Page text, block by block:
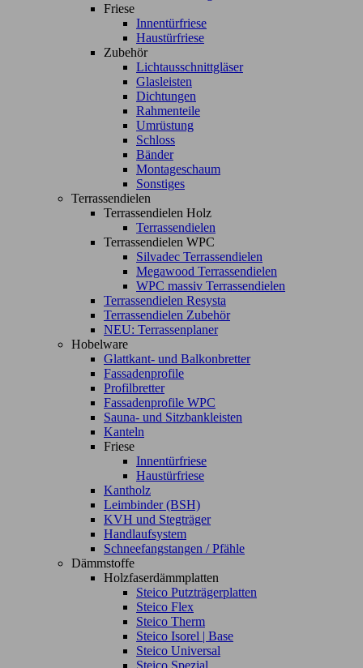
Friese
Innentürfriese
Haustürfriese
Zubehör
Lichtausschnittgläser
Glasleisten
Dichtungen
Rahmenteile
Umrüstung
Schloss
Bänder
Montageschaum
Sonstiges
Terrassendielen
Terrassendielen Holz
Terrassendielen
Terrassendielen WPC
Silvadec Terrassendielen
Megawood Terrassendielen
WPC massiv Terrassendielen
Terrassendielen Resysta
Terrassendielen Zubehör
NEU: Terrassenplaner
Hobelware
Glattkant- und Balkonbretter
Fassadenprofile
Profilbretter
Fassadenprofile WPC
Sauna- und Sitzbankleisten
Kanteln
Friese
Innentürfriese
Haustürfriese
Kantholz
Leimbinder (BSH)
KVH und Stegträger
Handlaufsystem
Schneefangstangen / Pfähle
Dämmstoffe
Holzfaserdämmplatten
Steico Putzträgerplatten
Steico Flex
Steico Therm
Steico Isorel | Base
Steico Universal